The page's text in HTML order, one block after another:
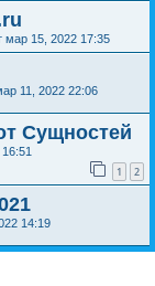
мар 15, 2022 17:35
11, 2022 22:06
Сущностей
1 2
14:19